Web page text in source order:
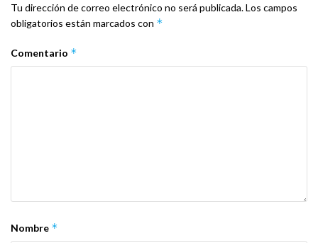
Tu dirección de correo electrónico no será publicada.Los campos
obligatorios están marcados con *
Comentario *
Nombre *